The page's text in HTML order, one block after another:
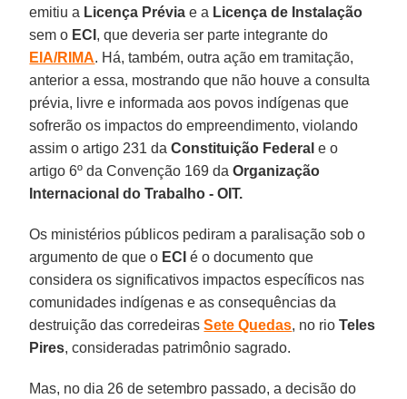
emitiu a Licença Préviae a Licença de Instalação
sem o ECI , que deveria ser parte integrante do
EIA/RIMA. Há, também, outra ação em tramitação,
anterior a essa, mostrando que não houve a consulta
prévia, livre e informada aos povos indígenas que
sofrerão os impactos do empreendimento, violando
assim o artigo 231 daConstituição Federal e o
artigo 6º da Convenção 169 daOrganização
Internacional do Trabalho - OIT.
Os ministérios públicos pediram a paralisação sob o
argumento de que o ECI é o documento que
considera os significativos impactos específicos nas
comunidades indígenas e as consequências da
destruição das corredeirasSete Quedas, no rioTeles
Pires, consideradas patrimônio sagrado.
Mas, no dia 26 de setembro passado, a decisão do